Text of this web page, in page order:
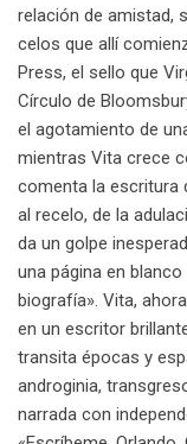
relación de amistad,
celos que allí
Press, el sello que
Círculo de
el agotamiento de
mientras Vita crece
comenta la escritura
al recelo, de la
da un golpe
una página en
biografía». Vita,
en un escritor
transita épocas y
androginia,
narrada con